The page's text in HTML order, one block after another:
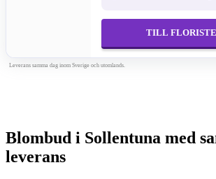
TILL
Leverans samma dag inom Sverige och utomlands.
Blombud i Sollentuna med
leverans